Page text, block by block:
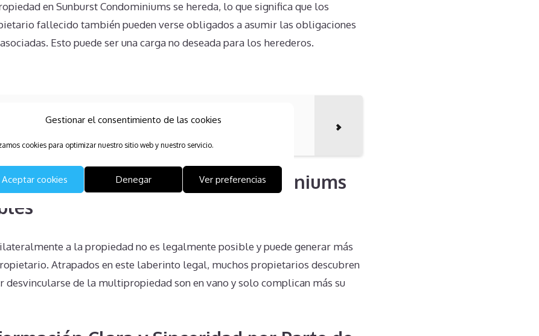
Gestionar el consentimiento de las cookies
cookies para optimizar nuestro sitio web y nuestro servicio.
Aceptar cookies Denegar Ver preferencias
en Sunburst Condominiums se hereda, lo que significa que los
fallecido también pueden verse obligados a asumir las obligaciones
Esto puede ser una carga no deseada para los herederos.
Vacation Villas at Mountainside
en Sunburst Condominiums
a la propiedad no es legalmente posible y puede generar más
Atrapados en este laberinto legal, muchos propietarios descubren
desvincularse de la multipropiedad son en vano y solo complican más su